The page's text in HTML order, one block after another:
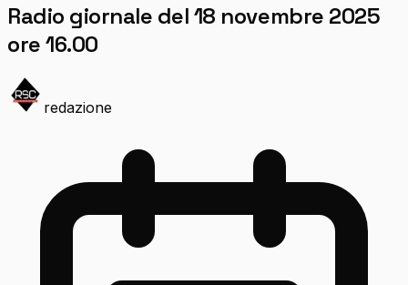
Radio giornale del 18 novembre 2025
ore 16.00
redazione